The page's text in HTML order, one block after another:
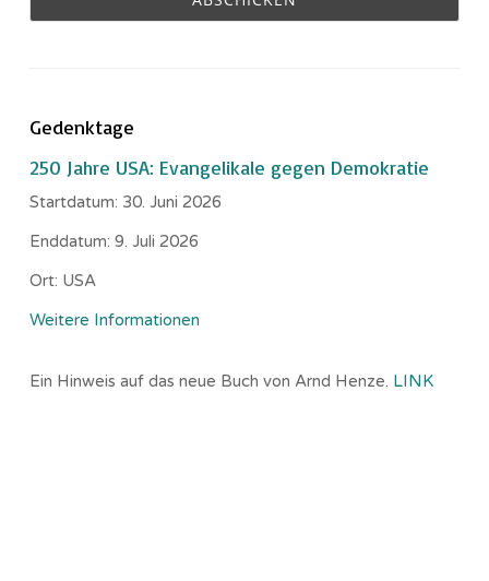
Gedenktage
250 Jahre USA: Evangelikale gegen Demokratie
Startdatum: 30. Juni 2026
Enddatum: 9. Juli 2026
Ort: USA
Weitere Informationen
Ein Hinweis auf das neue Buch von Arnd Henze. LINK